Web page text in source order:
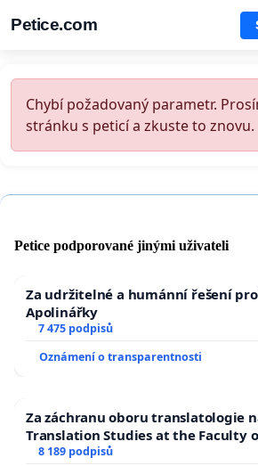
Petice.com
Chybí požadovaný parametr.
stránku s peticí a zkuste to znovu.
Petice podporované jinými uživateli
Za udržitelné a humánní řešení
Apolinářky
7 475 podpisů
Oznámení o transparentnosti
Za záchranu oboru translatologie
Translation Studies at the Faculty
University
8 189 podpisů